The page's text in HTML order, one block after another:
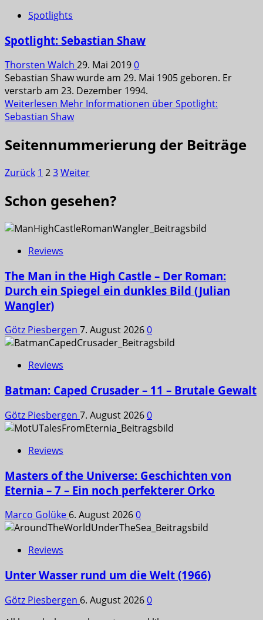
Spotlights
Spotlight: Sebastian Shaw
Thorsten Walch 29. Mai 20190
Sebastian Shaw wurde am 29. Mai 1905 geboren. Er
verstarb am 23. Dezember 1994.
Weiterlesen Mehr Informationen über Spotlight:
Sebastian Shaw
Seitennummerierung der Beiträge
Zurück 1 23Weiter
Schon gesehen?
Reviews
The Man in the High Castle – Der Roman:
Durch ein Spiegel ein dunkles Bild (Julian
Wangler)
Götz Piesbergen 7. August 20260
Reviews
Batman: Caped Crusader – 11 – Brutale Gewalt
Götz Piesbergen 7. August 20260
Reviews
Masters of the Universe: Geschichten von
Eternia – 7 – Ein noch perfekterer Orko
Marco Golüke 6. August 20260
Reviews
Unter Wasser rund um die Welt (1966)
Götz Piesbergen 6. August 20260